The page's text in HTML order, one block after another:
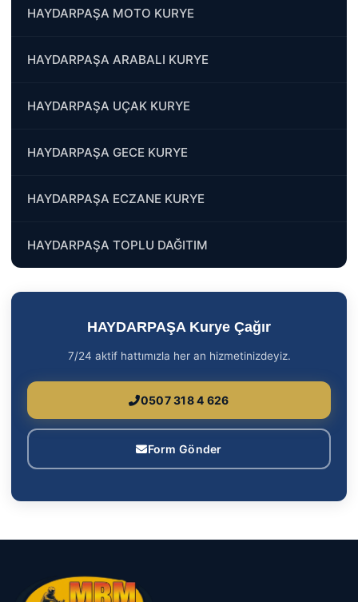
HAYDARPAŞA MOTO KURYE
HAYDARPAŞA ARABALI KURYE
HAYDARPAŞA UÇAK KURYE
HAYDARPAŞA GECE KURYE
HAYDARPAŞA ECZANE KURYE
HAYDARPAŞA TOPLU DAĞITIM
HAYDARPAŞA Kurye Çağır
7/24 aktif hattımızla her an hizmetinizdeyiz.
0507 318 4 626
Form Gönder